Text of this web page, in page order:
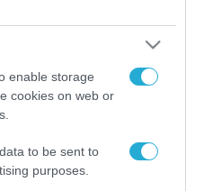
enable storage
cookies on web or
to be sent to
purposes.